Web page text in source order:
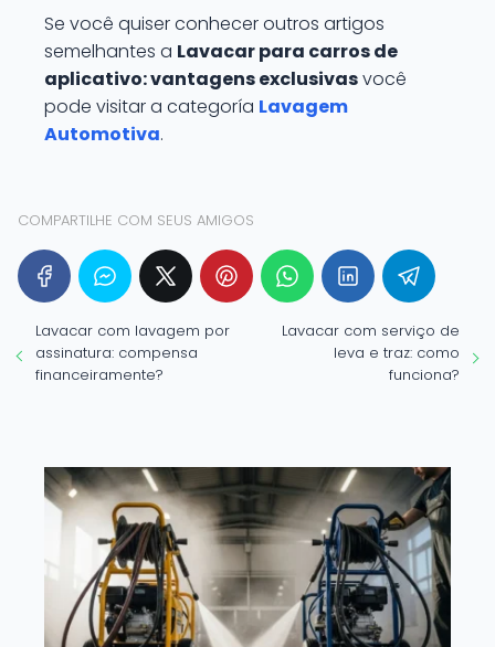
Se você quiser conhecer outros artigos
semelhantes a Lavacar para carros de
aplicativo: vantagens exclusivasvocê
pode visitar a categoría Lavagem
Automotiva.
COMPARTILHE COM SEUS AMIGOS
Lavacar com lavagem por
assinatura: compensa
financeiramente?
Lavacar com serviço de
leva e traz: como
funciona?